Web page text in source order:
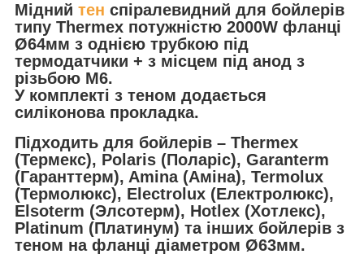
Мідний тен спіралевидний для бойлерів
типу Thermex потужністю 2000W фланці
Ø64мм з однією трубкою під
термодатчики + з місцем під анод з
різьбою М6.
У комплекті з теном додається
силіконова прокладка.
Підходить для бойлерів – Thermex
(Термекс), Polaris (Поларіс), Garanterm
(Гаранттерм), Amina (Аміна), Termolux
(Термолюкс), Electrolux (Електролюкс),
Elsoterm (Элсотерм), Hotlex (Хотлекс),
Platinum (Платинум) та інших бойлерів з
теном на фланці діаметром Ø63мм.